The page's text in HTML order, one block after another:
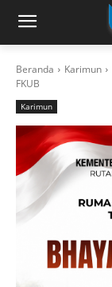
Beranda Karimun
FKUB
Karimun